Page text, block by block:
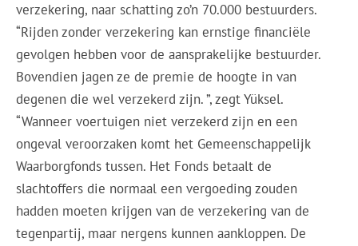
verzekering, naar schatting zo’n 70.000 bestuurders.
“Rijden zonder verzekering kan ernstige financiële
gevolgen hebben voor de aansprakelijke bestuurder.
Bovendien jagen ze de premie de hoogte in van
degenen die wel verzekerd zijn. ”, zegt Yüksel.
“Wanneer voertuigen niet verzekerd zijn en een
ongeval veroorzaken komt het Gemeenschappelijk
Waarborgfonds tussen. Het Fonds betaalt de
slachtoffers die normaal een vergoeding zouden
hadden moeten krijgen van de verzekering van de
tegenpartij, maar nergens kunnen aankloppen. De